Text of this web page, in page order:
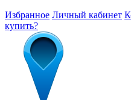
Избранное Личный кабинет
купить?